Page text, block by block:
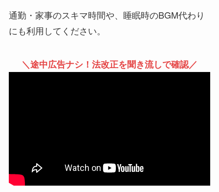
通勤・家事のスキマ時間や、睡眠時のBGM代わり
にも利用してください。
＼途中広告ナシ！法改正を聞き流しで確認／